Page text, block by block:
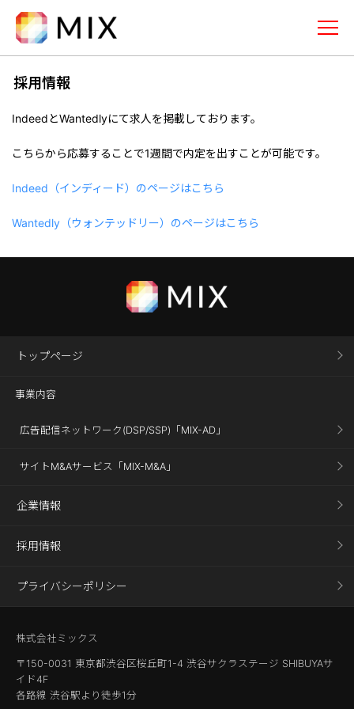
事業内容
「MIX-AD」
サイトM&Aサービス「MIX-M&A」
採用情報
IndeedとWantedlyにて求人を掲載しております。
こちらから応募することで1週間で内定を出すことが可能です。
Indeed（インディード）のページはこちら
Wantedly（ウォンテッドリー）のページはこちら
トップページ
事業内容
広告配信ネットワーク(DSP/SSP)「MIX-AD」
サイトM&Aサービス「MIX-M&A」
企業情報
採用情報
プライバシーポリシー
株式会社ミックス
〒150-0031 東京都渋谷区桜丘町1-4 渋谷サクラステージ SHIBUYAサ
イド4F
各路線 渋谷駅より徒歩1分